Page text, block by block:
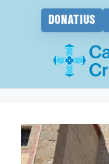
DONATIUS
contingut